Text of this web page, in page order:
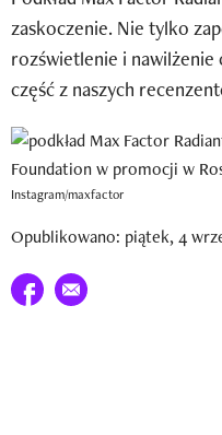
Inspiracje
Recenzje kosmetyków
Klub Recenzentki
Newsy
Newsletter
Wizaz Summer Influ School
zaskoczenie. Nie tylko
rozświetlenie i nawilżenie
część z naszych
Instagram/maxfactor
Opublikowano: piątek, 4
Udostępnij na facebook
E-mail do przyjaciela